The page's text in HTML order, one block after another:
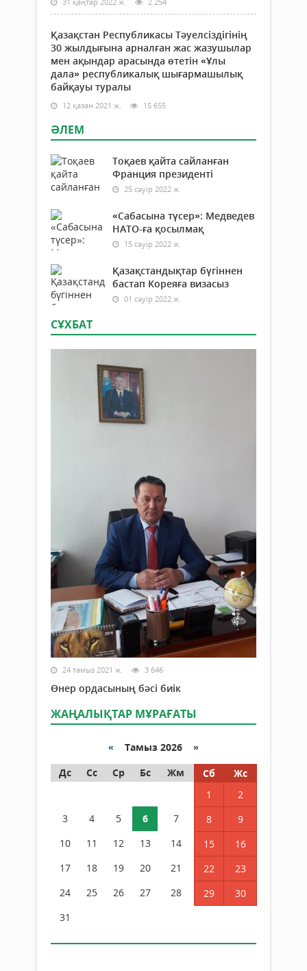
Қазақстан Республикасы Тәуелсіздігінің
30 жылдығына арналған жас жазушылар
мен ақындар арасында өтетін «Ұлы
дала» республикалық шығармашылық
байқауы туралы
12 қазан 2021 ж. 15 655
ӘЛЕМ
Тоқаев қайта сайланған
Франция президенті
25 сәуір 2022 ж.
«Сабасына түсер»: Медведев
НАТО-ға қосылмақ
15 сәуір 2022 ж.
Қазақстандықтар бүгіннен
бастап Кореяға визасыз
01 сәуір 2022 ж.
СҰХБАТ
24 тамыз 2021 ж. 3 646
Өнер ордасының бәсі биік
ЖАҢАЛЫҚТАР МҰРАҒАТЫ
« Тамыз 2026 »
Дс
Сс Ср Бс Жм Сб
Жс
1
2
3
4 5 6 7 8
9
10
11 12 13 14 15
16
17
18 19 20 21 22
23
24
25 26 27 28 29
30
31